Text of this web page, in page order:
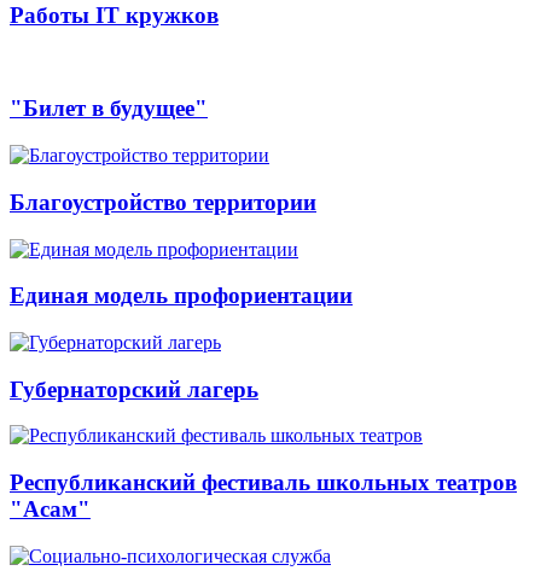
Работы IT кружков
"Билет в будущее"
Благоустройство территории
Единая модель профориентации
Губернаторский лагерь
Республиканский фестиваль школьных театров
"Асам"